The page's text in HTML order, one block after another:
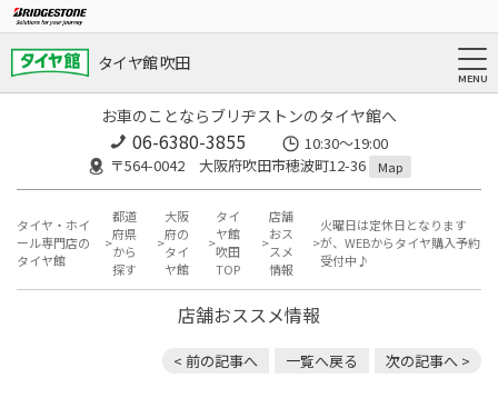
タイヤ館 吹田
お車のことならブリヂストンのタイヤ館へ
06-6380-3855
10:30～19:00
〒564-0042 大阪府吹田市穂波町12-36
Map
タイヤ・ホイ
ール専門店の
タイヤ館
都道
府県
から
探す
大阪
府の
タイ
ヤ館
タイ
ヤ館
吹田
TOP
店舗
おス
スメ
情報
火曜日は定休日となります
が、WEBからタイヤ購入予約
受付中♪
店舗おススメ情報
< 前の記事へ 一覧へ戻る 次の記事へ >